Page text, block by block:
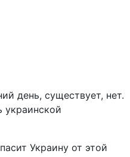
день, существует, нет.
украинской
Украину от этой